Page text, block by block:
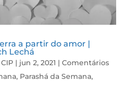
a partir do amor |
Lechá
| jun 2, 2021 | Comentários
, Parashá da Semana,